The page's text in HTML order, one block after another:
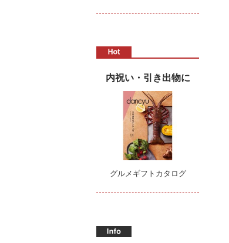
内祝い・引き出物に
グルメギフトカタログ